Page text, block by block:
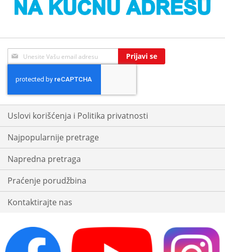
Sign
Up
Our
Newsletter:
Prijavi se
Uslovi korišćenja i Politika privatnosti
Najpopularnije pretrage
Napredna pretraga
Praćenje porudžbina
Kontaktirajte nas